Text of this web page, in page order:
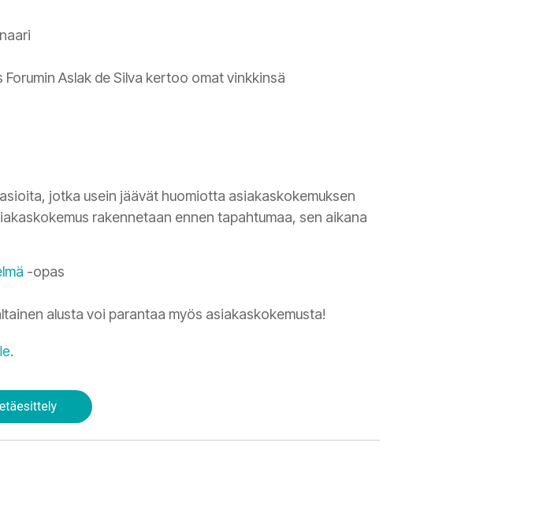
Aslak de Silva kertoo omat vinkkinsä
jotka usein jäävät huomiotta asiakaskokemuksen
rakennetaan ennen tapahtumaa, sen aikana
-opas
alusta voi parantaa myös asiakaskokemusta!
.